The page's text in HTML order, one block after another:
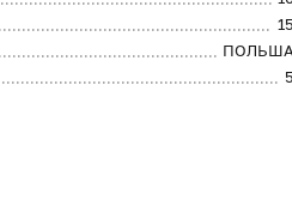
15
ПОЛЬША
5